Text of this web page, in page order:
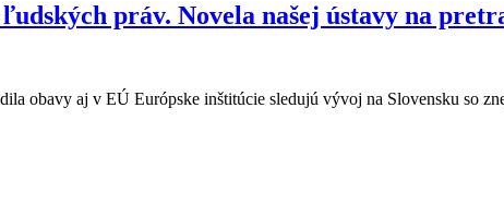
práv. Novela našej ústavy na
obavy aj v EÚ Európske inštitúcie sledujú vývoj na Slovensku so